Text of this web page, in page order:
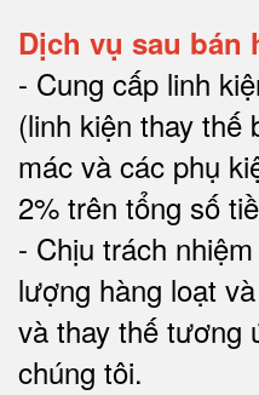
Dịch vụ sau bán
- Cung cấp linh
(linh kiện thay thế
mác và các phụ
2% trên tổng số
- Chịu trách
lượng hàng loạt
và thay thế tương
chúng tôi.